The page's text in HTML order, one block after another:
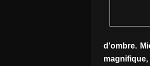
d'ombre.